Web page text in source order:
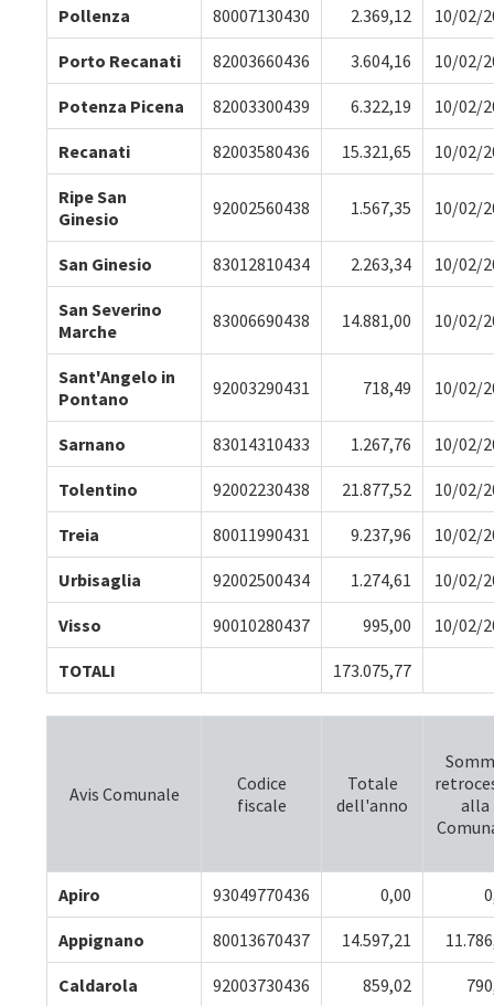
Pollenza 80007130430 2.369,12 10/02/
Porto Recanati 82003660436 3.604,16 10/02/
Potenza Picena 82003300439 6.322,19 10/02/
Recanati 82003580436 15.321,65 10/02/
Ripe San
Ginesio
92002560438 1.567,35 10/02/
San Ginesio 83012810434 2.263,34 10/02/
San Severino
Marche
83006690438 14.881,00 10/02/
Sant'Angelo in
Pontano
92003290431 718,49 10/02/
Sarnano 83014310433 1.267,76 10/02/
Tolentino 92002230438 21.877,52 10/02/
Treia 80011990431 9.237,96 10/02/
Urbisaglia 92002500434 1.274,61 10/02/
Visso 90010280437 995,00 10/02/
TOTALI 173.075,77
Avis Comunale
Codice
fiscale
Totale
dell'anno
alla
Apiro 93049770436 0,00
Appignano 80013670437 14.597,21
Caldarola 92003730436 859,02